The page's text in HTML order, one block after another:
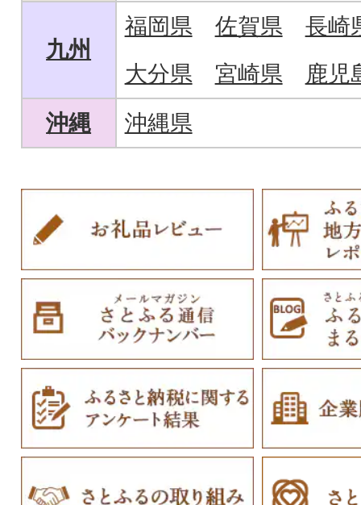
九州
福岡県 佐賀県
長崎
大分県
宮崎県
鹿児
沖縄
沖縄県